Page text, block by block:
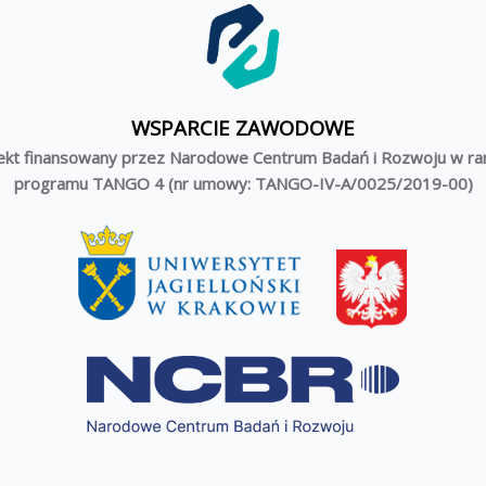
WSPARCIE ZAWODOWE
finansowany przez Narodowe Centrum Badań i Rozwoju w
programu TANGO 4 (nr umowy: TANGO-IV-A/0025/2019-00)